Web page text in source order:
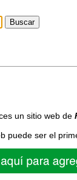
un sitio web de
puede ser el